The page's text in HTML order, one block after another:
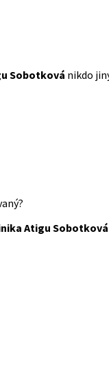
Sobotková nikdo
Atigu Sobotková